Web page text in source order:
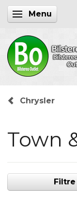
Skifte
Menu
Chrysler
Town
Filtre